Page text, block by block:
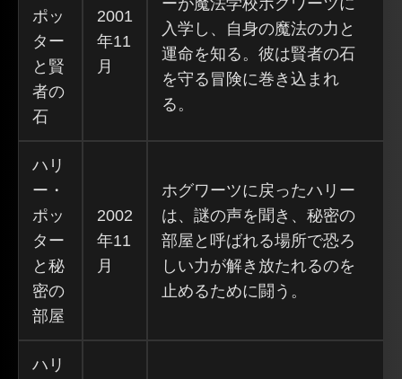
ポッ
ター
と賢
者の
石
2001
年11
月
入学し、自身の魔法の力と
運命を知る。彼は賢者の石
を守る冒険に巻き込まれ
る。
ハリ
ー・
ポッ
ター
と秘
密の
部屋
2002
年11
月
ホグワーツに戻ったハリー
は、謎の声を聞き、秘密の
部屋と呼ばれる場所で恐ろ
しい力が解き放たれるのを
止めるために闘う。
ハリ